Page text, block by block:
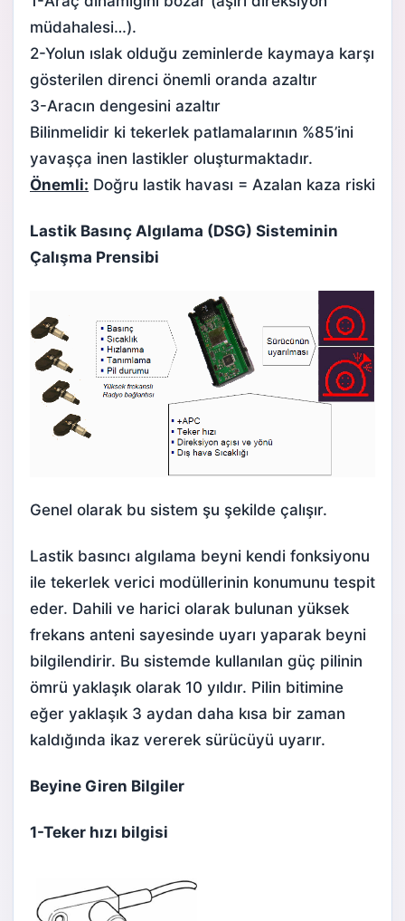
müdahalesi…).
2-Yolun ıslak olduğu zeminlerde kaymaya karşı
gösterilen direnci önemli oranda azaltır
3-Aracın dengesini azaltır
Bilinmelidir ki tekerlek patlamalarının %85’ini
yavaşça inen lastikler oluşturmaktadır.
Önemli: Doğru lastik havası = Azalan kaza riski
Lastik Basınç Algılama (DSG) Sisteminin
Çalışma Prensibi
Genel olarak bu sistem şu şekilde çalışır.
Lastik basıncı algılama beyni kendi fonksiyonu
ile tekerlek verici modüllerinin konumunu tespit
eder. Dahili ve harici olarak bulunan yüksek
frekans anteni sayesinde uyarı yaparak beyni
bilgilendirir. Bu sistemde kullanılan güç pilinin
ömrü yaklaşık olarak 10 yıldır. Pilin bitimine
eğer yaklaşık 3 aydan daha kısa bir zaman
kaldığında ikaz vererek sürücüyü uyarır.
Beyine Giren Bilgiler
1-Teker hızı bilgisi